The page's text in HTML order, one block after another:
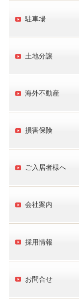
駐車場
土地分譲
海外不動産
損害保険
ご入居者様へ
会社案内
採用情報
お問合せ